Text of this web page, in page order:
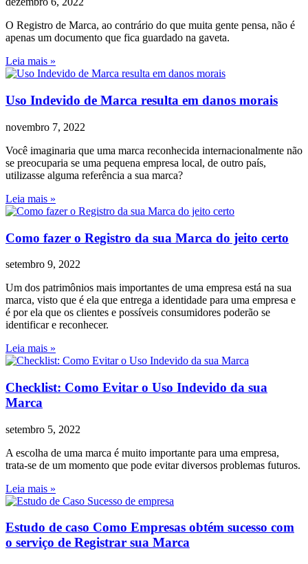
O Registro de Marca, ao contrário do que muita gente pensa, não é
apenas um documento que fica guardado na gaveta.
Leia mais »
Uso Indevido de Marca resulta em danos morais
novembro 7, 2022
Você imaginaria que uma marca reconhecida internacionalmente não
se preocuparia se uma pequena empresa local, de outro país,
utilizasse alguma referência a sua marca?
Leia mais »
Como fazer o Registro da sua Marca do jeito certo
setembro 9, 2022
Um dos patrimônios mais importantes de uma empresa está na sua
marca, visto que é ela que entrega a identidade para uma empresa e
é por ela que os clientes e possíveis consumidores poderão se
identificar e reconhecer.
Leia mais »
Checklist: Como Evitar o Uso Indevido da sua
Marca
setembro 5, 2022
A escolha de uma marca é muito importante para uma empresa,
trata-se de um momento que pode evitar diversos problemas futuros.
Leia mais »
Estudo de caso Como Empresas obtém sucesso com
o serviço de Registrar sua Marca